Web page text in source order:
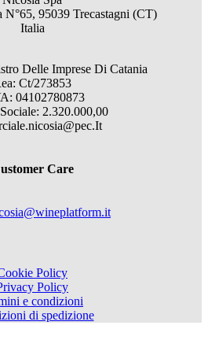
95039 Trecastagni (CT)
Italia
Delle Imprese Di Catania
Ct/273853
04102780873
2.320.000,00
Care
Policy
Policy
e condizioni
di spedizione